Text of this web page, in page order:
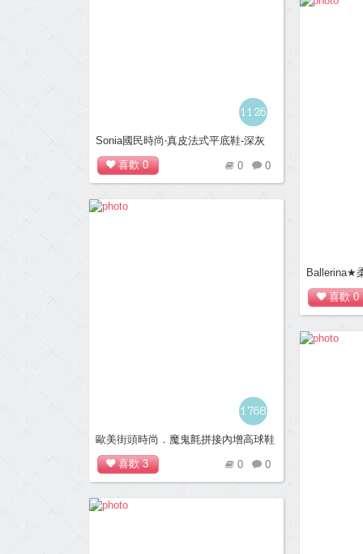
1126
Sonia國民時尚‧真皮法式平底鞋-深灰
喜歡0 0
0
Ballerina★
卡辛S型豆
喜歡0
1768
歐美街頭時尚．魔鬼氈拼接內增高球鞋
牛仔藍
喜歡3 0
0